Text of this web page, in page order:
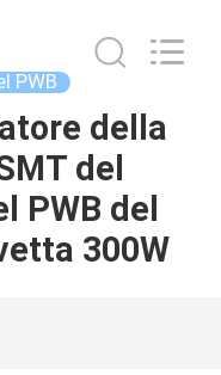
PWB
della
del
PWB del
300W